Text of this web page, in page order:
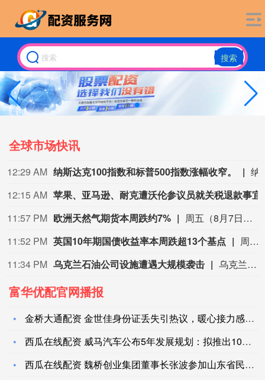
搜索
全球市场快讯
12:29 AM 纳斯达克100指数和标普500指数涨幅收窄。
12:15 AM
11:57 PM 欧洲天然气期货本周跌约7%
周五（8月7日）欧市尾盘，ICE英国天然气期货跌0.9%，报135.680便士/千卡，本周累计下跌5.96%。TTF基准荷兰天然气期货跌5.03%，报55.380欧元/兆瓦时，本周累跌6.88%，整体呈现出M形走势、绝大部分时间处于下跌状态。ICE欧盟碳排放交易许可（期货价格）涨1.82%，报82.85欧元/吨，本周累涨2.60%。
11:52 PM 英国10年期国债收益率本周跌超13个基点
周五（8月7日）欧市尾盘，英国10年期国债收益率跌2.3个基点，报4.915%，北京时间20:30发布美国非农就业报告时从4.94%附近跳水至接近4.9%的水平，本周累计下跌13.3个基点。两年期英债收益率跌2.2个基点，报4.276%，非农就业报告出炉时从4.3%附近跳水至4.25%附近，本周累跌12.5个基点。本周，30年期英债收益率累跌11.6个基点，50年期英债收益率累跌9.4个基点。2/10年期英债收益率利差累跌0.922个基点，报+63.880个基点。
11:34 PM 乌克兰石油公司设施遭遇大规模袭击 乌克兰石油天然气公司7日说，该公司旗下乌克兰石油公司遭遇了近几个月来最大规模的袭击。乌克兰石油天然气公司在官网发布消息说，俄方过去一晚袭击了乌克兰石油公司7处石油和天然气生产设施，导致公司关键生产设备受损、油气产量大幅下降。袭击未造成人员伤亡。（新华社）
富华优配官网播报
金桥大通配资 金世佳身份证丢失引热议，暖心接力感动人心，网络
西瓜在线配资 威马汽车公布5年发展规划：拟推出10款以上新产
西瓜在线配资 魏桥创业集团董事长张波参加山东省民营企业座谈会